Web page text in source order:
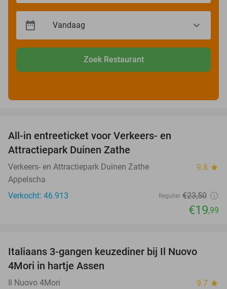
Zoek Restaurant
All-in entreeticket voor Verkeers- en
Attractiepark Duinen Zathe
Verkeers- en Attractiepark Duinen Zathe 9.8 star
Appelscha
Verkocht: 46.913
Regulier €23,50
€19,99
40%
Italiaans 3-gangen keuzediner bij Il Nuovo
4Mori in hartje Assen
Il Nuovo 4Mori 9.7 star